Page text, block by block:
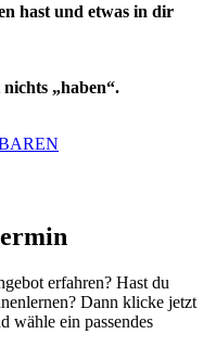
hast und etwas in dir
„haben“.
erfahren? Hast du
Dann klicke jetzt
wähle ein passendes